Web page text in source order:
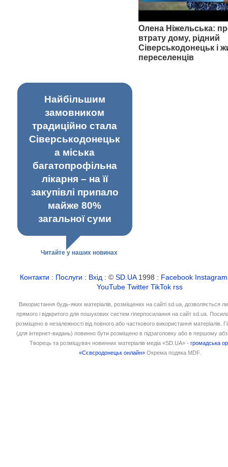
Олена Ніжельська:
втрату дому, рідний
Сіверськодонецьк і
переселенців
Найбільшим
замовником
традиційно стала
Сіверськодонецьк
а міська
багатопрофільна
лікарня – на її
закупівлі припало
майже 80%
загальної суми
Читайте у наших новинах
Контакти : Послуги : Вхід : ©SD.UA1998 : Facebook Instagram
YouTube Twitter TikTok rss
Використання будь-яких матеріалів, розміщених на сайті sd.ua, дозволяється
прямого і відкритого для пошукових систем гіперпосилання на сайт sd.ua.
розміщено в незалежності від повного або часткового використання матеріалів.
(для інтернет-видань) повинно бути розміщено в підзаголовку або в першому
Творець та розміщувач новинних матеріалів медіа «SD.UA» -громадська
«Сєвєродонецьк онлайн» Окрема подяка MDF.